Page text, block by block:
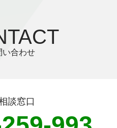
い合わせ
談窓口